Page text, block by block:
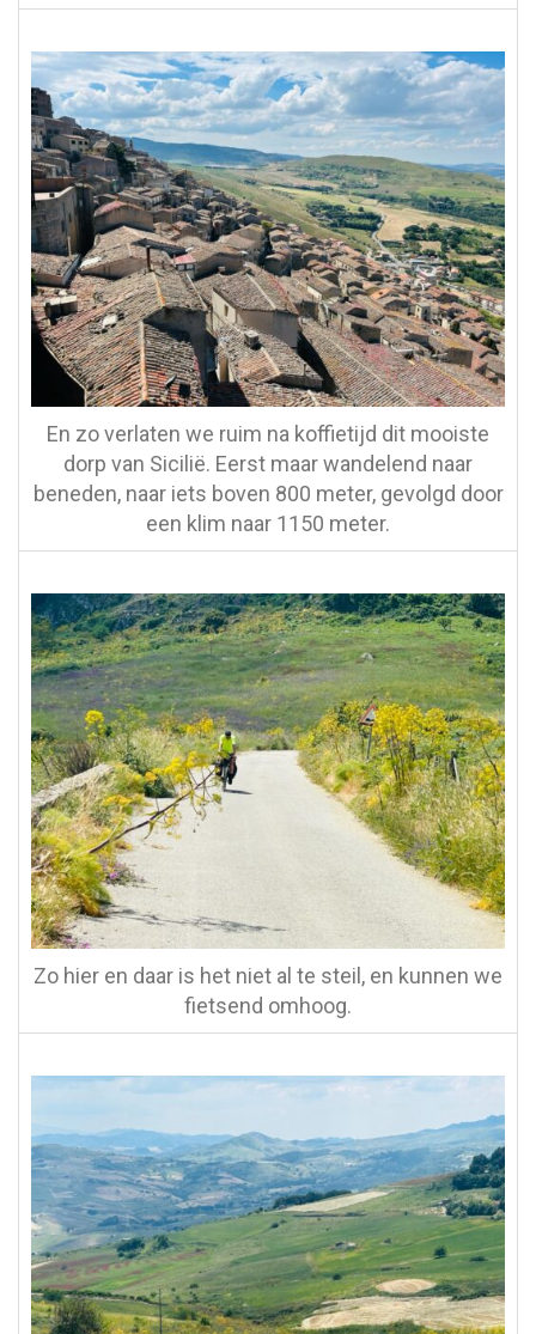
En zo verlaten we ruim na koffietijd dit mooiste
dorp van Sicilië. Eerst maar wandelend naar
beneden, naar iets boven 800 meter, gevolgd door
een klim naar 1150 meter.
Zo hier en daar is het niet al te steil, en kunnen we
fietsend omhoog.